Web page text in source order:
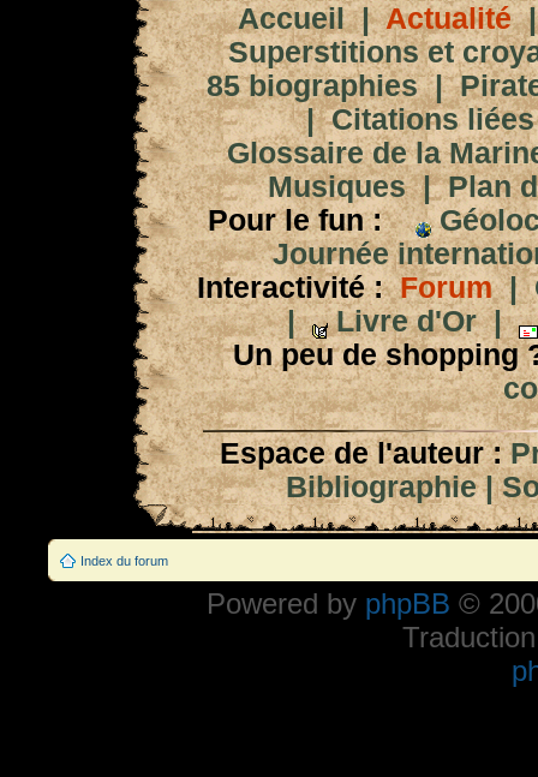
Accueil|Actualité
Superstitions et
85 biographies|
|Citations
Glossaire de la
Musiques|Plan
Pour le fun :
Journée
Interactivité : Forum|
|
Livre d'Or|
Un peu de shopping
Espace de l'auteur :
Bibliographie|
Index du forum
Powered by phpBB ©